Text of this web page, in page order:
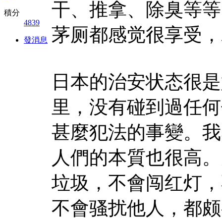
積分
4839
發消息
干、推拿、除臭等
茅厕都感觉很享受
日本的治安状态很
里，没有碰到過任
甚麼犯法的事變。
人們的本質也很高
垃圾，不會闯红灯
不會骚扰他人，都